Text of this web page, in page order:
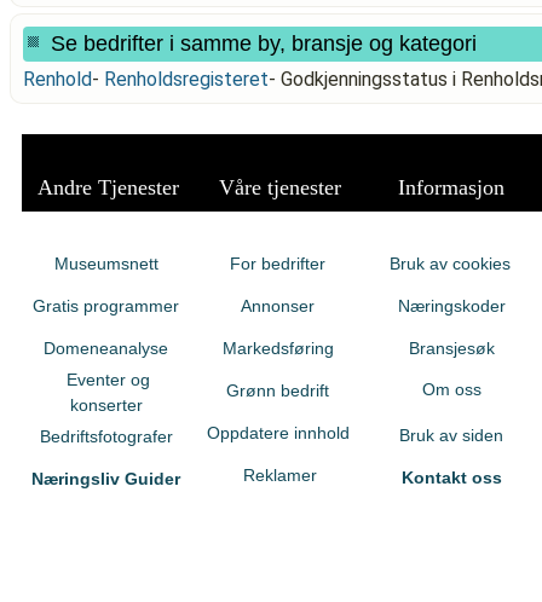
Se bedrifter i samme by, bransje og kategori
Renhold- Renholdsregisteret- Godkjenningsstatus i
Andre Tjenester Våre tjenester Informasjon
Museumsnett
Gratis programmer
Domeneanalyse
Eventer og
konserter
Bedriftsfotografer
Næringsliv Guider
For bedrifter
Annonser
Markedsføring
Grønn bedrift
Oppdatere innhold
Reklamer
Bruk av cookies
Næringskoder
Bransjesøk
Om oss
Bruk av siden
Kontakt oss